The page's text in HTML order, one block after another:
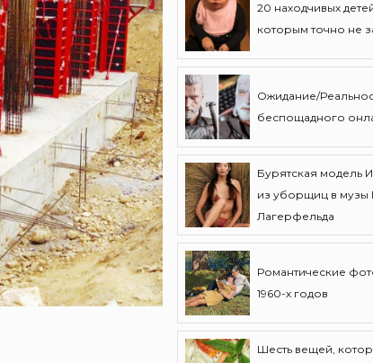
20 находчивых
которым точно не
Ожидание/
беспощадного
Бурятская модель
из уборщиц в музы
Лагерфельда
Романтические
1960-х годов
Шесть вещей,